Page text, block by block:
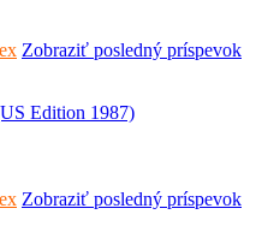
Zobraziť posledný príspevok
Edition 1987)
Zobraziť posledný príspevok